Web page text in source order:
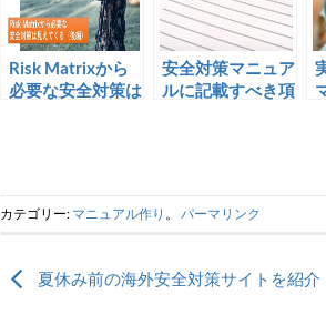
Risk Matrixから
必要な安全対策は
安全対策マニュア
ルに記載すべき項
カテゴリー: マニュアル作り 。 パーマリンク
夏休み前の海外安全対策サイトを紹介